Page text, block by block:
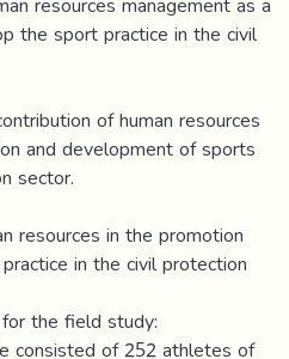
the sport practice in the civil
of human resources
and development of sports
sector.
resources in the promotion
in the civil protection
the field study:
consisted of 252 athletes of